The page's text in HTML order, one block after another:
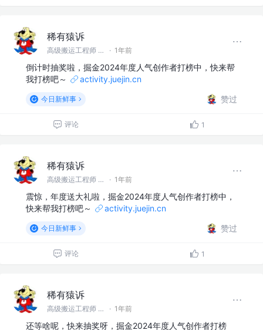
稀有猿诉
高级搬运工程师 @稀有猿诉 · 1年前
倒计时抽奖啦，掘金2024年度人气创作者打榜中，快来帮
我打榜吧～
activity.juejin.cn
今日新鲜事 赞过
评论 1
稀有猿诉
高级搬运工程师 @稀有猿诉 · 1年前
震惊，年度送大礼啦，掘金2024年度人气创作者打榜中，
快来帮我打榜吧～
activity.juejin.cn
今日新鲜事 赞过
评论 1
稀有猿诉
高级搬运工程师 @稀有猿诉 · 1年前
还等啥呢，快来抽奖呀，掘金2024年度人气创作者打榜